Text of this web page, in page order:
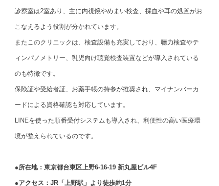
診察室は2室あり、主に内視鏡やめまい検査、採血や耳の処置がお
こなえるよう役割が分かれています。
またこのクリニックは、検査設備も充実しており、聴力検査やテ
ィンパノメトリー、乳児向け聴覚検査装置などが導入されている
のも特徴です。
保険証や受給者証、お薬手帳の持参が推奨され、マイナンバーカ
ードによる資格確認も対応しています。
LINEを使った順番受付システムも導入され、利便性の高い医療環
境が整えられているのです。
●所在地：東京都台東区上野6-16-19 新丸屋ビル4F
●アクセス：JR「上野駅」より徒歩約1分